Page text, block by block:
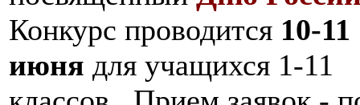
Конкурс проводится 10-11
июня для учащихся 1-11